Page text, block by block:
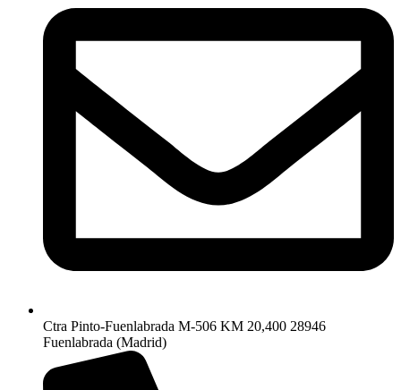
Ctra Pinto-Fuenlabrada M-506 KM 20,400 28946
Fuenlabrada (Madrid)